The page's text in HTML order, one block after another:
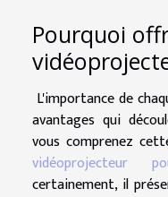
Pourquoi
L'importance de
avantages qui
vous comprenez
vidéoprojecteur
certainement, il